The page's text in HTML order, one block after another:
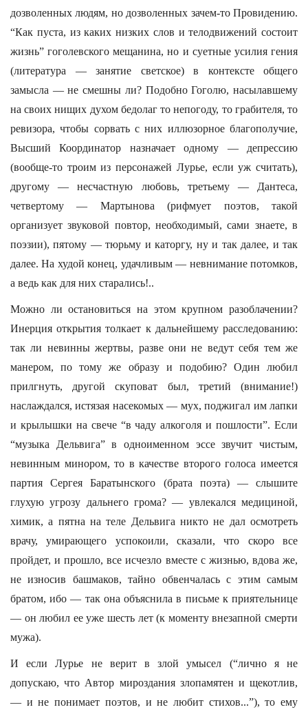
дозволенных людям, но дозволенных зачем-то Провидению.
“Как пуста, из каких низких слов и телодвижений состоит
жизнь” гоголевского мещанина, но и суетные усилия гения
(литература — занятие светское) в контексте общего
замысла — не смешны ли? Подобно Гоголю, насылавшему
на своих нищих духом бедолаг то непогоду, то грабителя, то
ревизора, чтобы сорвать с них иллюзорное благополучие,
Высший Координатор назначает одному — депрессию
(вообще-то троим из персонажей Лурье, если уж считать),
другому — несчастную любовь, третьему — Дантеса,
четвертому — Мартынова (рифмует поэтов, такой
организует звуковой повтор, необходимый, сами знаете, в
поэзии), пятому — тюрьму и каторгу, ну и так далее, и так
далее. На худой конец, удачливым — невнимание потомков,
а ведь как для них старались!..
Можно ли остановиться на этом крупном разоблачении?
Инерция открытия толкает к дальнейшему расследованию:
так ли невинны жертвы, разве они не ведут себя тем же
манером, по тому же образу и подобию? Один любил
прилгнуть, другой скуповат был, третий (внимание!)
наслаждался, истязая насекомых — мух, поджигал им лапки
и крылышки на свече “в чаду алкоголя и пошлости”. Если
“музыка Дельвига” в одноименном эссе звучит чистым,
невинным минором, то в качестве второго голоса имеется
партия Сергея Баратынского (брата поэта) — слышите
глухую угрозу дальнего грома? — увлекался медициной,
химик, а пятна на теле Дельвига никто не дал осмотреть
врачу, умирающего успокоили, сказали, что скоро все
пройдет, и прошло, все исчезло вместе с жизнью, вдова же,
не износив башмаков, тайно обвенчалась с этим самым
братом, ибо — так она объяснила в письме к приятельнице
— он любил ее уже шесть лет (к моменту внезапной смерти
мужа).
И если Лурье не верит в злой умысел (“лично я не
допускаю, что Автор мироздания злопамятен и щекотлив,
— и не понимает поэтов, и не любит стихов...”), то ему